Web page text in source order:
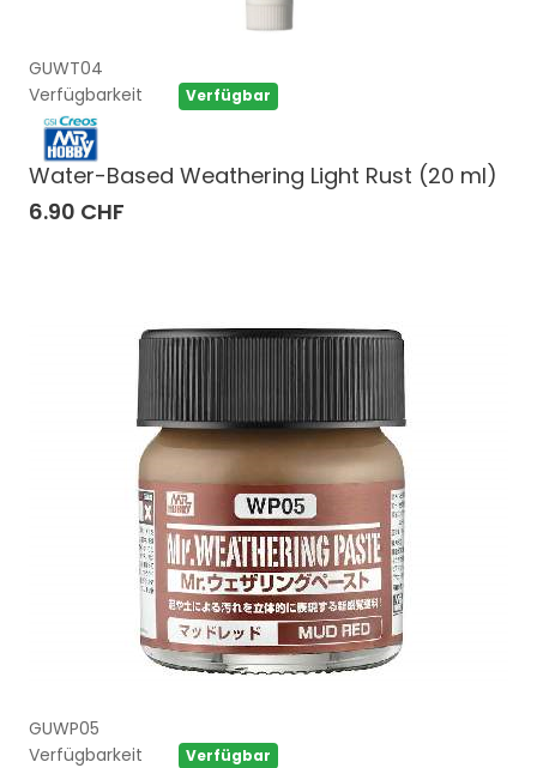
GUWT04
Verfügbarkeit
Verfügbar
Water-Based Weathering Light Rust (20 ml)
6.90 CHF
GUWP05
Verfügbarkeit
Verfügbar